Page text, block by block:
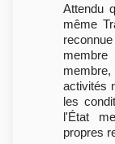
Attendu
même
activités
les
l'État
propres